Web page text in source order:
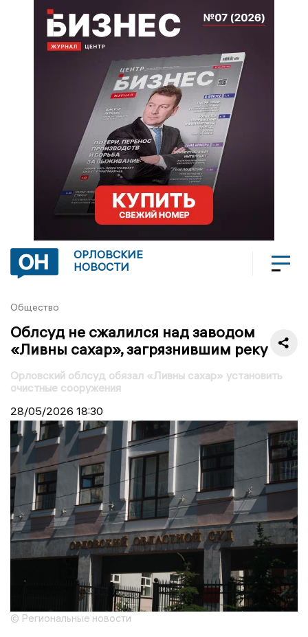
ОРЛОВСКИЕ
НОВОСТИ
Общество
Облсуд не сжалился над заводом
«Ливны сахар», загрязнившим реку
Орловский облсуд обязал «Ливны сахар» установить
очистные сооружения
28/05/2026 18:30
© Региональные новости